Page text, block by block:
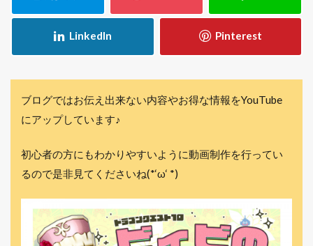
ブログではお伝え出来ない内容やお得な情報をYouTube
にアップしています♪
初心者の方にもわかりやすいように動画制作を行ってい
るので是非見てくださいね(*‘ω‘ *)